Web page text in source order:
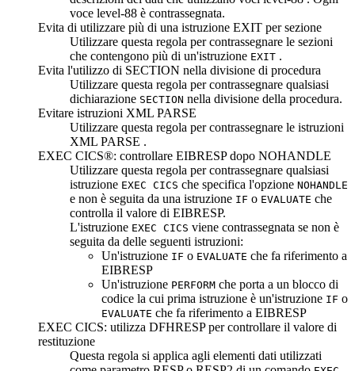
voce level-88 è contrassegnata.
Evita di utilizzare più di una istruzione EXIT per sezione
Utilizzare questa regola per contrassegnare le sezioni
che contengono più di un'istruzione EXIT .
Evita l'utilizzo di SECTION nella divisione di procedura
Utilizzare questa regola per contrassegnare qualsiasi
dichiarazione SECTION nella divisione della procedura.
Evitare istruzioni XML PARSE
Utilizzare questa regola per contrassegnare le istruzioni
XML PARSE .
EXEC CICS®: controllare EIBRESP dopo NOHANDLE
Utilizzare questa regola per contrassegnare qualsiasi
istruzione EXEC CICS che specifica l'opzione NOHANDLE
e non è seguita da una istruzione IF o EVALUATE che
controlla il valore di EIBRESP.
L'istruzione EXEC CICS viene contrassegnata se non è
seguita da delle seguenti istruzioni:
Un'istruzione IF o EVALUATE che fa riferimento a
EIBRESP
Un'istruzione PERFORM che porta a un blocco di
codice la cui prima istruzione è un'istruzione IF o
EVALUATE che fa riferimento a EIBRESP
EXEC CICS: utilizza DFHRESP per controllare il valore di
restituzione
Questa regola si applica agli elementi dati utilizzati